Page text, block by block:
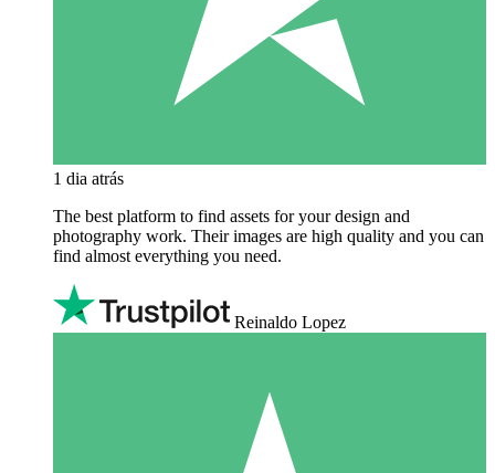
1 dia atrás
The best platform to find assets for your design and
photography work. Their images are high quality and you can
find almost everything you need.
Reinaldo Lopez